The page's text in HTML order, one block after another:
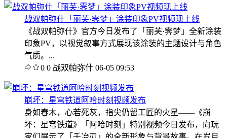
战双帕弥什「丽芙·霁梦」涂装印象PV视频现上线
《战双帕弥什》官方今日发布了「丽芙·霁梦」全新涂装
印象PV，以视觉叙事方式展现该涂装的主题设计与角色
气质。...
0 0 战双帕弥什 06-05 09:53
崩坏：星穹铁道阿哈时刻视频发布
身如春木，心若死灰，指尖仍留工匠的火星——《崩
坏：星穹铁道》「阿哈时刻」特别视频今日发布，向玩